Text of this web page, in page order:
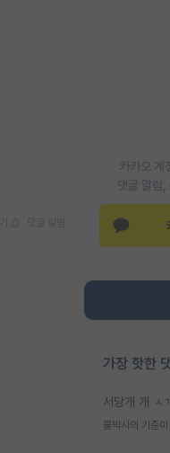
카카오 계
댓글 알람,
가장 핫한